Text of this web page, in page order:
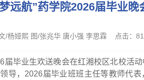
远航”药学院2026届毕业晚
杨娅熙 图/张兆华 唐小强 李思霖 点击： 81
届毕业生欢送晚会在红湘校区北校活
导，2026届毕业班班主任等教师代